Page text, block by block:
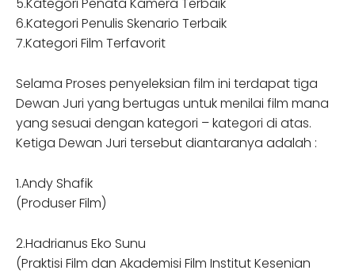
6.Kategori Penulis Skenario Terbaik
7.Kategori Film Terfavorit
Selama Proses penyeleksian film ini terdapat tiga
Dewan Juri yang bertugas untuk menilai film mana
yang sesuai dengan kategori – kategori di atas.
Ketiga Dewan Juri tersebut diantaranya adalah :
1.Andy Shafik
(Produser Film)
2.Hadrianus Eko Sunu
(Praktisi Film dan Akademisi Film Institut Kesenian